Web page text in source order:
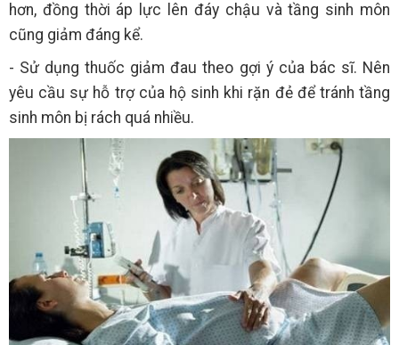
hơn, đồng thời áp lực lên đáy chậu và tầng sinh môn
cũng giảm đáng kể.
- Sử dụng thuốc giảm đau theo gợi ý của bác sĩ. Nên
yêu cầu sự hỗ trợ của hộ sinh khi rặn đẻ để tránh tầng
sinh môn bị rách quá nhiều.